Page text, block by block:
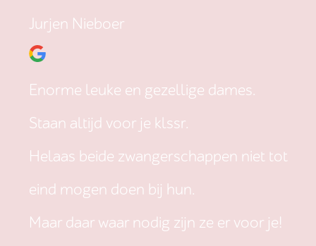
Jurjen Nieboer
Enorme leuke en gezellige dames.
Staan altijd voor je klssr.
Helaas beide zwangerschappen niet tot
eind mogen doen bij hun.
Maar daar waar nodig zijn ze er voor je!